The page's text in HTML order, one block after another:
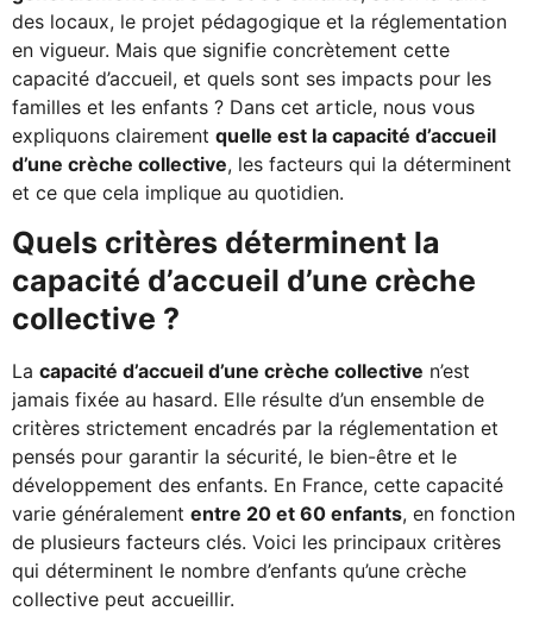
des locaux, le projet pédagogique et la réglementation
en vigueur. Mais que signifie concrètement cette
capacité d’accueil, et quels sont ses impacts pour les
familles et les enfants ? Dans cet article, nous vous
expliquons clairement quelle est la capacité d’accueil
d’une crèche collective, les facteurs qui la déterminent
et ce que cela implique au quotidien.
Quels critères déterminent la
capacité d’accueil d’une crèche
collective ?
La capacité d’accueil d’une crèche collective n’est
jamais fixée au hasard. Elle résulte d’un ensemble de
critères strictement encadrés par la réglementation et
pensés pour garantir la sécurité, le bien-être et le
développement des enfants. En France, cette capacité
varie généralement entre 20 et 60 enfants, en fonction
de plusieurs facteurs clés. Voici les principaux critères
qui déterminent le nombre d’enfants qu’une crèche
collective peut accueillir.